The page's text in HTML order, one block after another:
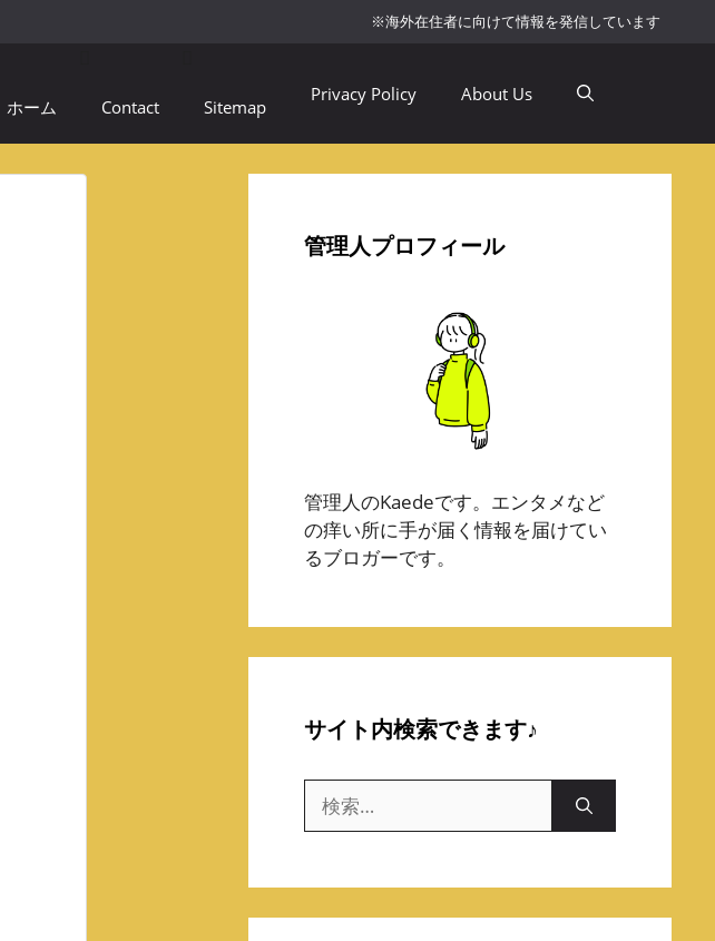
※海外在住者に向けて情報を発信しています
ホーム Contact Sitemap
Privacy Policy About Us
管理人プロフィール
管理人のKaedeです。エンタメなど
の痒い所に手が届く情報を届けてい
るブロガーです。
サイト内検索できます♪
索: